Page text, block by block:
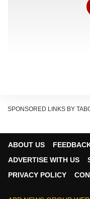
SPONSORED LINKS BY
ABOUT US
ADVERTISE WITH US
PRIVACY POLICY